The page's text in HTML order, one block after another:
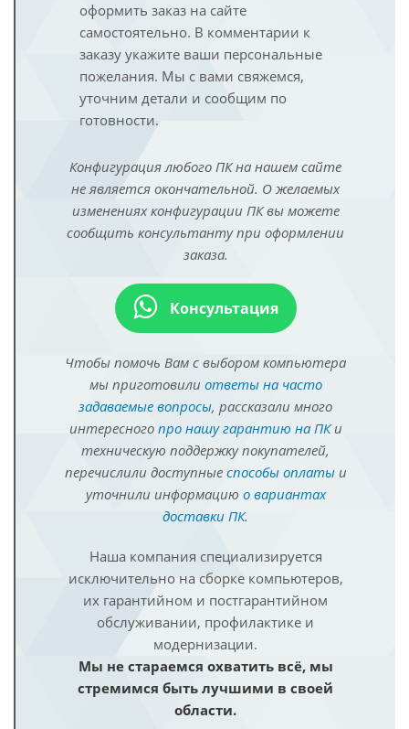
оформить заказ на сайте
самостоятельно. В комментарии к
заказу укажите ваши персональные
пожелания. Мы с вами свяжемся,
уточним детали и сообщим по
готовности.
Конфигурация любого ПК на нашем сайте
не является окончательной. О желаемых
изменениях конфигурации ПК вы можете
сообщить консультанту при оформлении
заказа.
Консультация
Чтобы помочь Вам с выбором компьютера
мы приготовили ответы на часто
задаваемые вопросы, рассказали много
интересного про нашу гарантию на ПКи
техническую поддержку покупателей,
перечислили доступные способы оплатыи
уточнили информацию о вариантах
доставки ПК.
Наша компания специализируется
исключительно на сборке компьютеров,
их гарантийном и постгарантийном
обслуживании, профилактике и
модернизации.
Мы не стараемся охватить всё, мы
стремимся быть лучшими в своей
области.